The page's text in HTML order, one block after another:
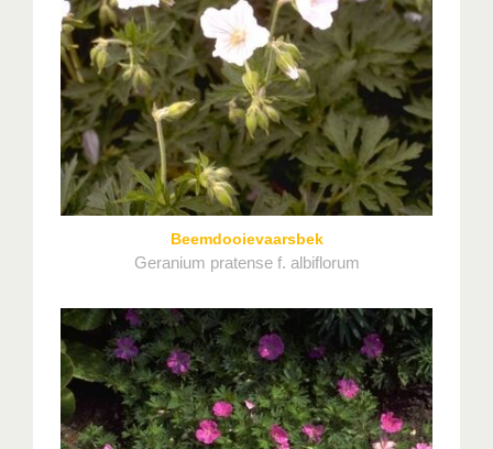
Beemdooievaarsbek
Geranium pratense f. albiflorum